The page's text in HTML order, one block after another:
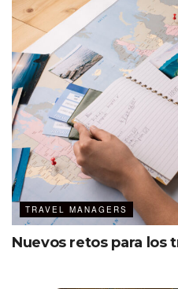
TRAVEL MANAGERS
Nuevos retos para los